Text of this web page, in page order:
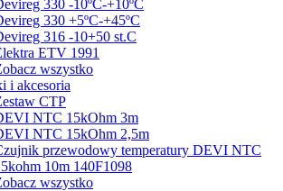
330 -10ºC-+10ºC
330 +5ºC-+45ºC
316 -10+50 st.C
ETV 1991
wszystko
i akcesoria
CTP
NTC 15kOhm 3m
NTC 15kOhm 2,5m
przewodowy temperatury DEVI NTC
10m 140F1098
wszystko